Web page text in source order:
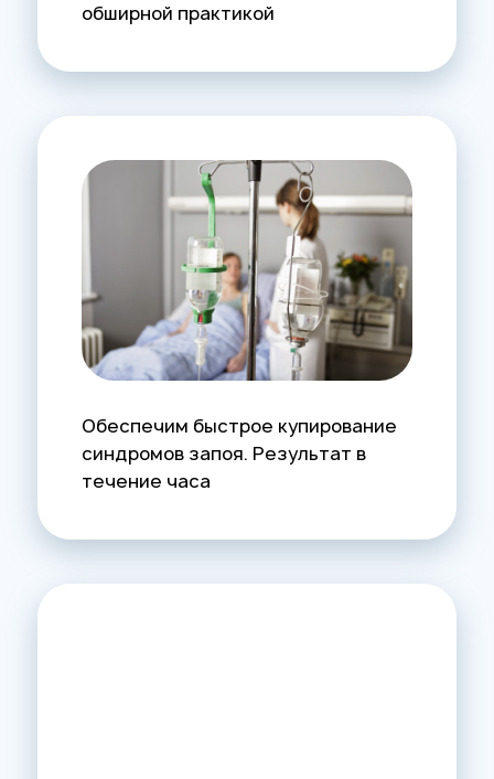
обширной практикой
Обеспечим быстрое купирование
синдромов запоя. Результат в
течение часа